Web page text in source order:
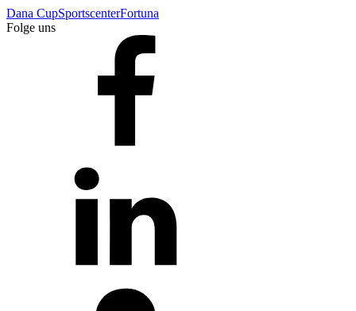
Dana CupSportscenterFortuna
Folge uns